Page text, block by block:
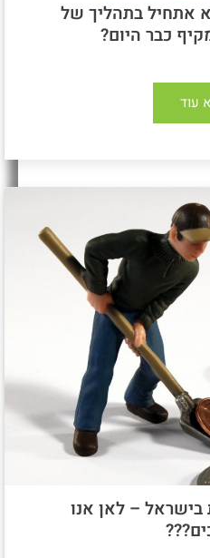
אתחיל בתהליך של
כבר היום?
עוד
– לאן אנו